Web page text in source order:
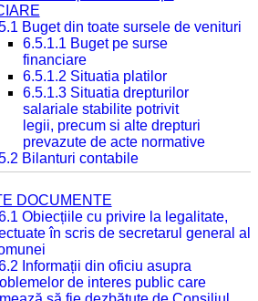
Buget din toate sursele de venituri
6.5.1.1 Buget pe surse
financiare
6.5.1.2 Situatia platilor
6.5.1.3 Situatia drepturilor
salariale stabilite potrivit
legii, precum si alte drepturi
prevazute de acte normative
Bilanturi contabile
DOCUMENTE
Obiecțiile cu privire la legalitate,
în scris de secretarul general al
Informații din oficiu asupra
de interes public care